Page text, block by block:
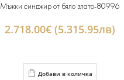
Мъжки синджир от бяло злато-80996
2.718.00€ (5.315.95лв)
Добави в количка